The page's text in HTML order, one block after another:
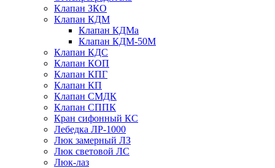
Клапан ЗКО
Клапан КДМ
Клапан КДМа
Клапан КДМ-50М
Клапан КДС
Клапан КОП
Клапан КПГ
Клапан КП
Клапан СМДК
Клапан СППК
Кран сифонный КС
Лебедка ЛР-1000
Люк замерный ЛЗ
Люк световой ЛС
Люк-лаз